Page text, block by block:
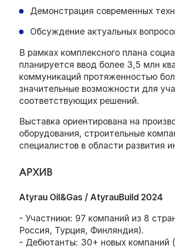
Демонстрация современных
Обсуждение актуальных
В рамках комплексного плана
планируется ввод более 3,5 млн
коммуникаций протяженностью
значительные возможности для
соответствующих решений.
Выставка ориентирована на
оборудования, строительные
специалистов в области развития
АРХИВ
Atyrau Oil&Gas / AtyrauBuild 2024
- Участники: 97 компаний из 8
Россия, Турция, Финляндия).
- Дебютанты: 30+ новых компаний